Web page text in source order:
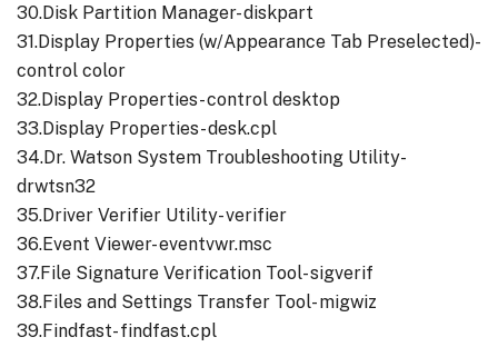
30.Disk Partition Manager- diskpart
31.Display Properties (w/Appearance Tab Preselected)-
control color
32.Display Properties- control desktop
33.Display Properties- desk.cpl
34.Dr. Watson System Troubleshooting Utility-
drwtsn32
35.Driver Verifier Utility- verifier
36.Event Viewer- eventvwr.msc
37.File Signature Verification Tool- sigverif
38.Files and Settings Transfer Tool- migwiz
39.Findfast- findfast.cpl